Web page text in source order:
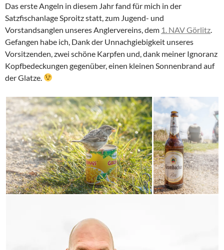
Das erste Angeln in diesem Jahr fand für mich in der
Satzfischanlage Sproitz statt, zum Jugend- und
Vorstandsanglen unseres Anglervereins, dem 1. NAV Görlitz.
Gefangen habe ich, Dank der Unnachgiebigkeit unseres
Vorsitzenden, zwei schöne Karpfen und, dank meiner Ignoranz
Kopfbedeckungen gegenüber, einen kleinen Sonnenbrand auf
der Glatze.